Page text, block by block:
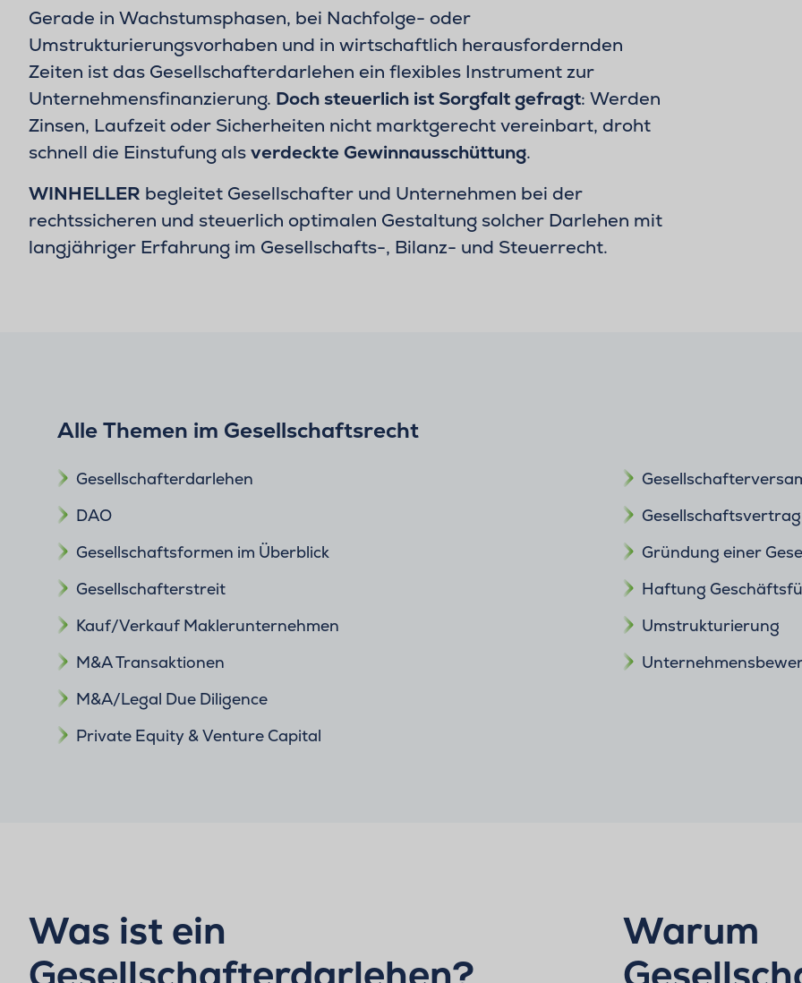
Gerade in Wachstumsphasen, bei Nachfolge- oder
Umstrukturierungsvorhaben und in wirtschaftlich herausfordernden
Zeiten ist das Gesellschafterdarlehen ein flexibles Instrument zur
Unternehmensfinanzierung. Doch steuerlich ist Sorgfalt gefragt: Werden
Zinsen, Laufzeit oder Sicherheiten nicht marktgerecht vereinbart, droht
schnell die Einstufung alsverdeckte Gewinnausschüttung.
WINHELLER begleitet Gesellschafter und Unternehmen bei der
rechtssicheren und steuerlich optimalen Gestaltung solcher Darlehen mit
langjähriger Erfahrung im Gesellschafts-, Bilanz- und Steuerrecht.
Alle Themen im Gesellschaftsrecht
Gesellschafterdarlehen
DAO
Gesellschaftsformen im Überblick
Gesellschafterstreit
Gesellschaftsvertrag
Gründung einer
Haftung
Kauf/Verkauf Maklerunternehmen
M&A Transaktionen
M&A/Legal Due Diligence
Private Equity & Venture Capital
Umstrukturierung
Was ist ein
Warum